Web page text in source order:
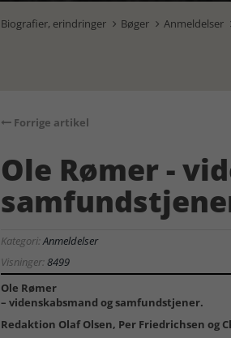
Biografier, erindringer  Bøger  Anmeldelser
Forrige artikel
Ole Rømer -
Kategori:Anmeldelser
Visninger:8499
Ole Rømer
– videnskabsmand og samfundstjener.
Redaktion Olaf Olsen, Per Friedrichsen og